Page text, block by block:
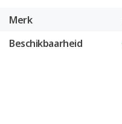
Merk
Beschikbaarheid